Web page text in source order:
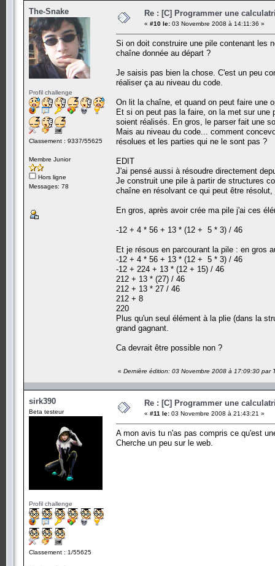
The-Snake
Profil challenge
Classement : 9337/55625
Membre Junior
Hors ligne
Messages: 78
Re : [C] Programmer une
« #10 le: 03 Novembre 2008 à 14:11:36 »
Si on doit construire une pile contenant les
chaîne donnée au départ ?
Je saisis pas bien la chose. C'est un peu
réaliser ça au niveau du code.
On lit la chaîne, et quand on peut faire une
Et si on peut pas la faire, on la met sur une
soient réalisés. En gros, le parser fait une
Mais au niveau du code... comment
résolues et les parties qui ne le sont pas ?
EDIT
J'ai pensé aussi à résoudre directement
Je construit une pile à partir de structures
chaîne en résolvant ce qui peut être
En gros, après avoir crée ma pile j'ai ces
-12 + 4 * 56 + 13 * (12 + 5 * 3) / 46
Et je résous en parcourant la pile : en gros
-12 + 4 * 56 + 13 * (12 + 5 * 3) / 46
-12 + 224 + 13 * (12 + 15) / 46
212 + 13 * (27) / 46
212 + 13 * 27 / 46
212 + 8
220
Plus qu'un seul élément à la plie (dans la
grand gagnant.
Ca devrait être possible non ?
« Dernière édition: 03 Novembre 2008 à 17:09:30 par
sirk390
Beta testeur
Profil challenge
Classement : 1/55625
Re : [C] Programmer une
« #11 le: 03 Novembre 2008 à 21:43:21 »
A mon avis tu n'as pas compris ce qu'est
Cherche un peu sur le web.